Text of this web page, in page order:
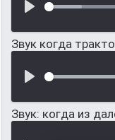
Звук когда
Звук: когда из